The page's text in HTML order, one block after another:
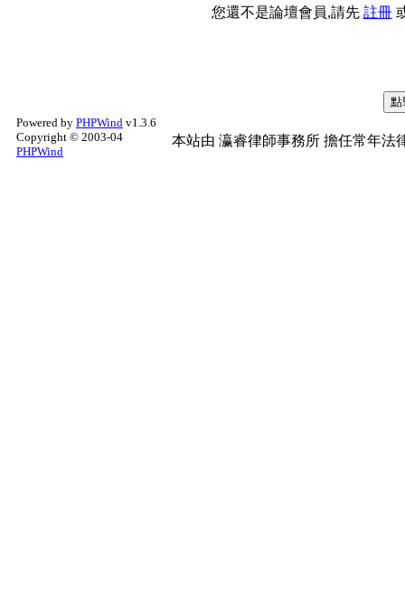
您還不是論壇會員,請先 註冊
Powered by PHPWind v1.3.6
Copyright © 2003-04
PHPWind
本站由 瀛睿律師事務所 擔任常年法